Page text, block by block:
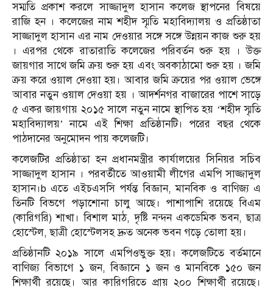
সম্মতি প্রকাশ করলে সাজ্জাদুল হাসান কলেজ স্থাপনের বিষয়ে
রাজি হন । কলেজের নাম শহীদ স্মৃতি মহাবিদ্যালয় ও প্রতিষ্ঠাতা
সাজ্জাদুল হাসান এর নাম দেওয়ার সঙ্গে সঙ্গে উন্নয়ন কাজ শুরু হয়
। এরপর থেকে রাতারাতি কলেজের পরিবর্তন শুরু হয় । উক্ত
জায়গার সাথে জমি ক্রয় শুরু হয় এবং অবকাঠামো শুরু হয় । জমি
ক্রয় করে ওয়াল দেওয়া হয়। আবার জমি ক্রয়ের পর ওয়াল ভেঙ্গে
আবার নতুন ওয়াল দেওয়া হয় । আদর্শনগর বাজারের পাশে সাড়ে
৫ একর জায়গায় ২০১৫ সালে নতুন নামে স্থাপিত হয় ‘শহীদ স্মৃতি
মহাবিদ্যালয়’ নামে এই শিক্ষা প্রতিষ্ঠানটি। পরের বছর থেকে
পাঠদানের অনুমোদন পায় কলেজটি।
কলেজটির প্রতিষ্ঠাতা হন প্রধানমন্ত্রীর কার্যালয়ের সিনিয়র সচিব
সাজ্জাদুল হাসান । পরবর্তীতে আওয়ামী লীগের এমপি সাজ্জাদুল
হাসান।b এতে এইচএসসি পর্যন্ত বিজ্ঞান, মানবিক ও বাণিজ্য এ
তিনটি বিভগে পড়াশোনা চালু আছে। পাশাপাশি রয়েছে বিএম
(কারিগরি) শাখা। বিশাল মাঠ, দৃষ্টি নন্দন একডেমিক ভবন, ছাত্র
হোস্টেল, ছাত্রী হোস্টেলসহ দ্রুত অনেক ভবন গড়ে তোলা হয়।
প্রতিষ্ঠানটি ২০১৯ সালে এমপিওভুক্ত হয়। কলেজটিতে বর্তমানে
বাণিজ্য বিভাগে ১ জন, বিজ্ঞানে ১ জন ও মানবিকে ১৫০ জন
শিক্ষার্থী রয়েছে। আর কারিগরিতে প্রায় ২০০ শিক্ষার্থী রয়েছে।